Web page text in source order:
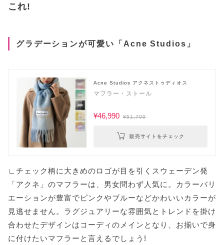
これ!
グラデーションが可愛い「Acne Studios」
Acne Studios アクネストゥディオス
マフラー・ストール
¥46,990 ¥51,700
販売サイトをチェック
∟チェック柄に大きめのロゴが目を引くスウェーデン発
「アクネ」のマフラーは、男女問わず人気に。カラーバリ
エーションが豊富でピンクやブルーなどかわいいカラーが
見逃せません。ラグジュアリーな雰囲気とトレンドを掛け
合わせたデザインはコーディのメインとなり、お揃いで身
に付けたいマフラーと言えるでしょう!